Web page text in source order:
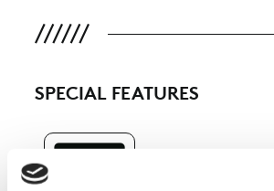
SPECIAL FEATURES